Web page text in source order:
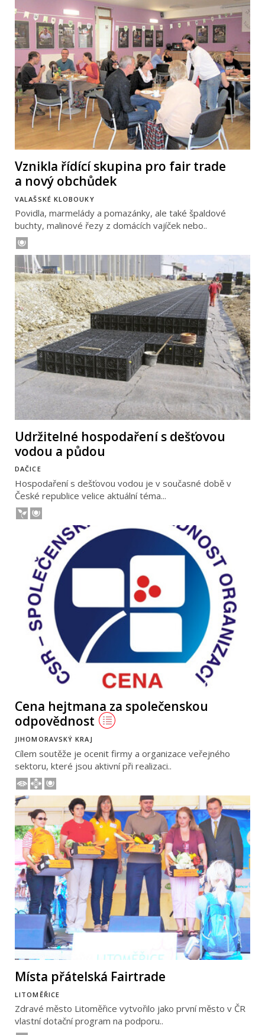
Vznikla řídící skupina pro fair trade
a nový obchůdek
VALAŠSKÉ KLOBOUKY
Povidla, marmelády a pomazánky, ale také špaldové
buchty, malinové řezy z domácích vajíček nebo..
Udržitelné hospodaření s dešťovou
vodou a půdou
DAČICE
Hospodaření s dešťovou vodou je v současné době v
České republice velice aktuální téma...
Cena hejtmana za společenskou
odpovědnost
JIHOMORAVSKÝ KRAJ
Cílem soutěže je ocenit firmy a organizace veřejného
sektoru, které jsou aktivní při realizaci..
Místa přátelská Fairtrade
LITOMĚŘICE
Zdravé město Litoměřice vytvořilo jako první město v ČR
vlastní dotační program na podporu..